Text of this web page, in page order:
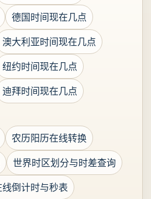
德国时间现在几点
澳大利亚时间现在几点
纽约时间现在几点
迪拜时间现在几点
农历阳历在线转换
世界时区划分与时差查询
线倒计时与秒表